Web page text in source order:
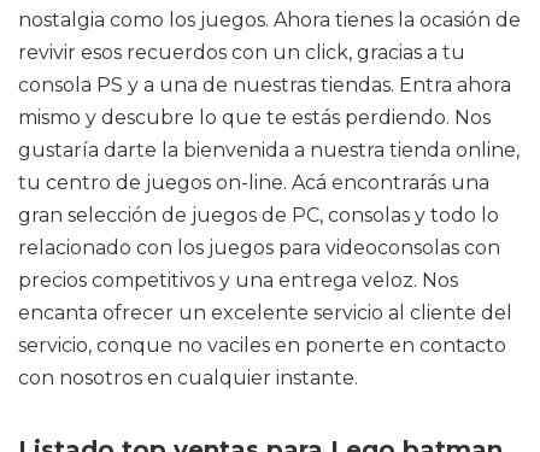
nostalgia como los juegos. Ahora tienes la ocasión de
revivir esos recuerdos con un click, gracias a tu
consola PS y a una de nuestras tiendas. Entra ahora
mismo y descubre lo que te estás perdiendo. Nos
gustaría darte la bienvenida a nuestra tienda online,
tu centro de juegos on-line. Acá encontrarás una
gran selección de juegos de PC, consolas y todo lo
relacionado con los juegos para videoconsolas con
precios competitivos y una entrega veloz. Nos
encanta ofrecer un excelente servicio al cliente del
servicio, conque no vaciles en ponerte en contacto
con nosotros en cualquier instante.